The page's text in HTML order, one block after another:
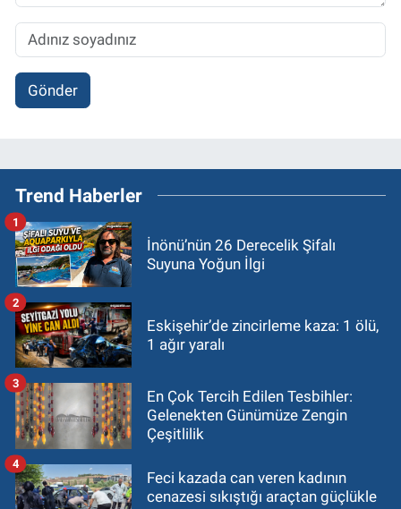
Gönder
Trend Haberler
İnönü’nün 26 Derecelik Şifalı
Suyuna Yoğun İlgi
1
Eskişehir’de zincirleme kaza: 1 ölü,
1 ağır yaralı
2
En Çok Tercih Edilen Tesbihler:
Gelenekten Günümüze Zengin
Çeşitlilik
3
Feci kazada can veren kadının
cenazesi sıkıştığı araçtan güçlükle
4